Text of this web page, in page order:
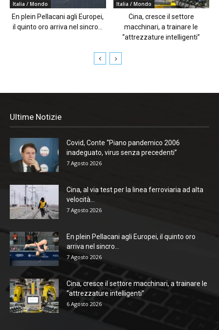
Italia / Mondo
En plein Pellacani agli Europei,
il quinto oro arriva nel sincro...
Italia / Mondo
Cina, cresce il settore
macchinari, a trainare le
“attrezzature intelligenti”
Ultime Notizie
Covid, Conte “Piano pandemico 2006
inadeguato, virus senza precedenti”
7 Agosto 2026
Cina, al via test per la linea ferroviaria ad alta
velocità...
7 Agosto 2026
En plein Pellacani agli Europei, il quinto oro
arriva nel sincro...
7 Agosto 2026
Cina, cresce il settore macchinari, a trainare le
“attrezzature intelligenti”
6 Agosto 2026